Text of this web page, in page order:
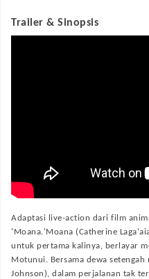
Trailer & Sinopsis
Adaptasi live-action dari film
'Moana.'Moana (Catherine
untuk pertama kalinya, berlayar
Motunui. Bersama dewa
Johnson), dalam perjalanan tak